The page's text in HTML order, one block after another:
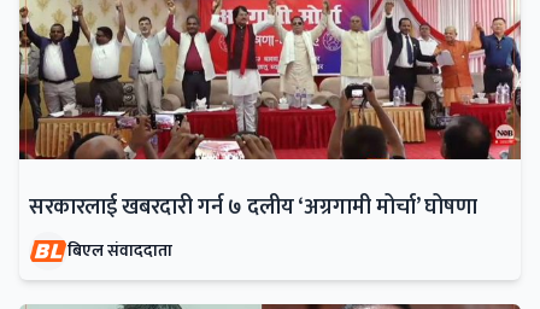
सरकारलाई खबरदारी गर्न ७ दलीय ‘अग्रगामी मोर्चा’ घोषणा
बिएल संवाददाता